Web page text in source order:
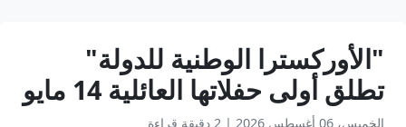
"الأوركسترا الوطنية للدولة"
تطلق أولى حفلاتها العائلية 14 مايو
الخميس، 06 أغسطس 2026 | 2 دقيقة قراءة